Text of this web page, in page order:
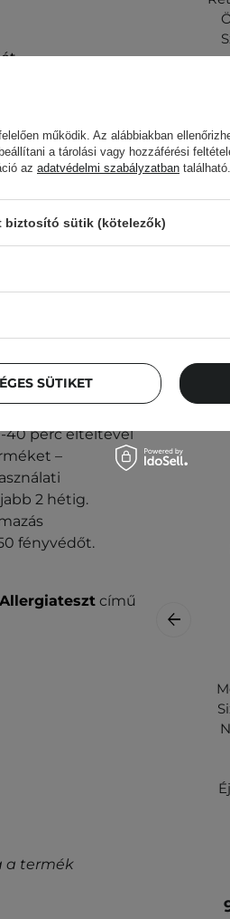
,
hasznos
szérumot (1-
40 perc elteltével
–
2 hétig.
fényvédőt.
Allergiateszt című
a termék
Az
működik. Az alábbiakban
a tárolási vagy hozzáférési
az adatvédelmi szabályzatban található.
biztosító sütik (kötelezők)
SÜTIKET